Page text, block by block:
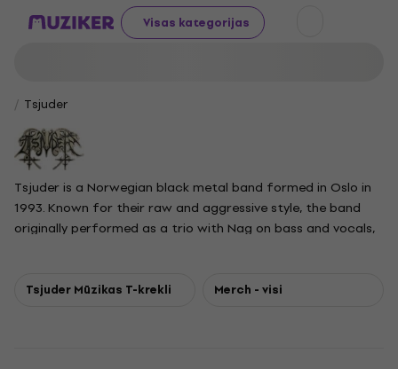
Visas kategorijas
Tsjuder
Tsjuder is a Norwegian black metal band formed in Oslo in
1993. Known for their raw and aggressive style, the band
originally performed as a trio with Nag on bass and vocals,
centered around the longstanding core members Nag and
Tsjuder Mūzikas T-krekli Merch - visi